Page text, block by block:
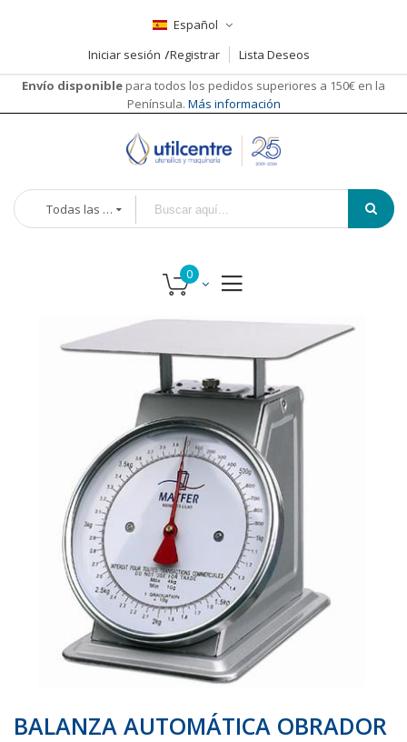
Español
Iniciar sesión
Registrar
Lista Deseos
Envío disponible para todos los pedidos superiores a 150€ en la
Península. Más información
Todas las categorías
comienzo
BALANZA AUTOMÁTICA OBRADOR